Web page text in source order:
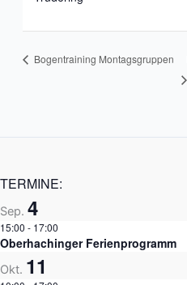
Bogentraining Montagsgruppen
TERMINE:
Sep. 4
15:00 - 17:00
Oberhachinger Ferienprogramm
Okt. 11